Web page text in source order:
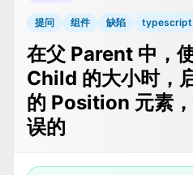
提问 组件 缺陷 typescript
在父 Parent 中，
Child 的大小时，
的 Position 元素
误的